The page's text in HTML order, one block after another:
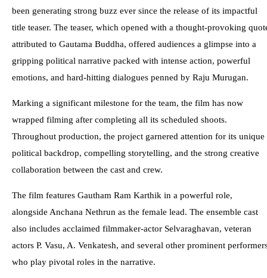
been generating strong buzz ever since the release of its impactful
title teaser. The teaser, which opened with a thought-provoking
attributed to Gautama Buddha, offered audiences a glimpse into a
gripping political narrative packed with intense action, powerful
emotions, and hard-hitting dialogues penned by Raju Murugan.
Marking a significant milestone for the team, the film has now
wrapped filming after completing all its scheduled shoots.
Throughout production, the project garnered attention for its unique
political backdrop, compelling storytelling, and the strong creative
collaboration between the cast and crew.
The film features Gautham Ram Karthik in a powerful role,
alongside Anchana Nethrun as the female lead. The ensemble cast
also includes acclaimed filmmaker-actor Selvaraghavan, veteran
actors P. Vasu, A. Venkatesh, and several other prominent
who play pivotal roles in the narrative.